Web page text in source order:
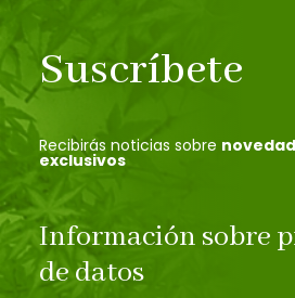
Suscríbete
Recibirás noticias sobre
exclusivos
Información sobre
de datos